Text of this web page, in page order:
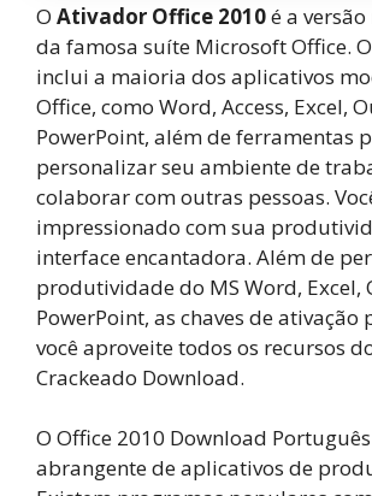
O Ativador Office 2010é a
da famosa suíte Microsoft Office.
inclui a maioria dos aplicativos
Office, como Word, Access, Excel,
PowerPoint, além de ferramentas
personalizar seu ambiente de
colaborar com outras pessoas.
impressionado com sua
interface encantadora. Além de
produtividade do MS Word, Excel,
PowerPoint, as chaves de
você aproveite todos os recursos
Crackeado Download.
O Office 2010 Download
abrangente de aplicativos de